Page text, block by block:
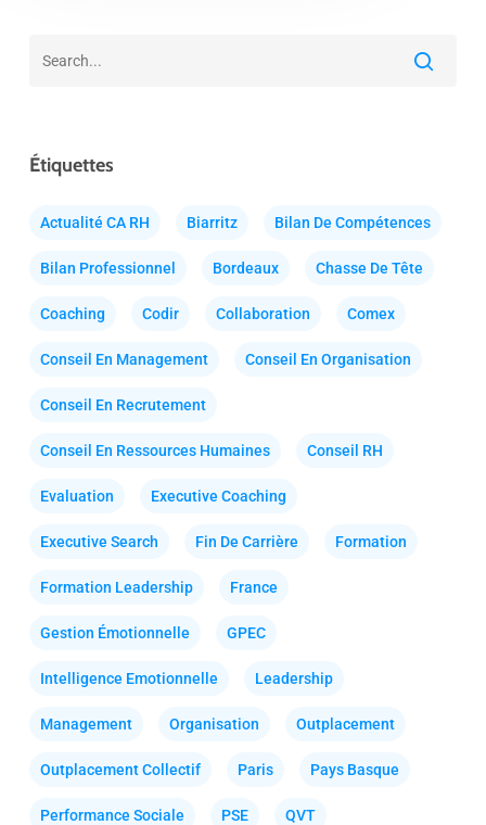
Étiquettes
Actualité CA RH Biarritz Bilan De Compétences
Bilan Professionnel Bordeaux Chasse De Tête
Coaching Codir Collaboration Comex
Conseil En Management Conseil En Organisation
Conseil En Recrutement
Conseil En Ressources Humaines Conseil RH
Evaluation Executive Coaching
Executive Search Fin De Carrière Formation
Formation Leadership France
Gestion Émotionnelle GPEC
Intelligence Emotionnelle Leadership
Management Organisation Outplacement
Outplacement Collectif Paris Pays Basque
Performance Sociale PSE QVT